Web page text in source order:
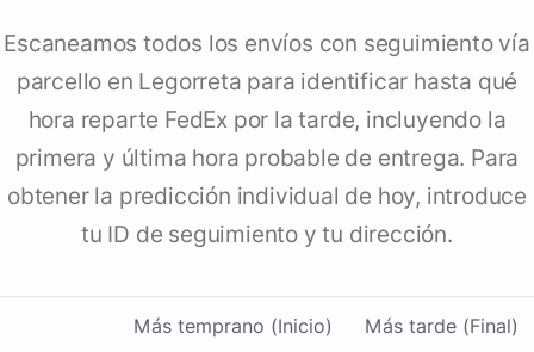
Escaneamos todos los envíos con seguimiento vía
parcello en Legorreta para identificar hasta qué
hora reparte FedEx por la tarde, incluyendo la
primera y última hora probable de entrega. Para
obtener la predicción individual de hoy, introduce
tu ID de seguimiento y tu dirección.
Más temprano (Inicio) Más tarde (Final)